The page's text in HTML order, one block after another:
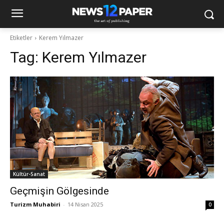
Etiketler Kerem Yılmazer
Tag: Kerem Yılmazer
Kültür-Sanat
Geçmişin Gölgesinde
Turizm Muhabiri - 14 Nisan 2025 0